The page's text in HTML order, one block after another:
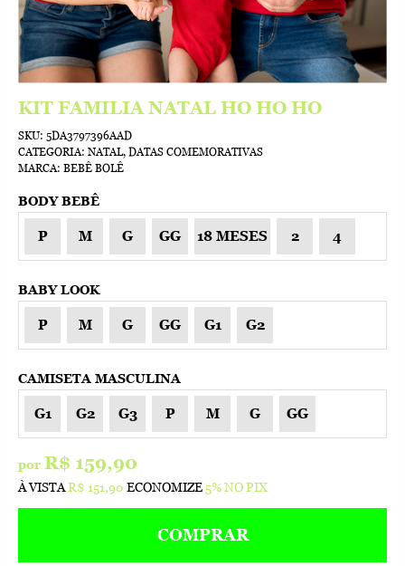
KIT FAMILIA NATAL HO HO HO
SKU: 5DA3797396AAD
CATEGORIA: NATAL, DATAS COMEMORATIVAS
MARCA: BEBÊ BOLÊ
BODY BEBÊ
P M G GG 18 MESES 2 4
BABY LOOK
P M G GG G1 G2
CAMISETA MASCULINA
G1 G2 G3 P M G GG
por R$ 159,90
À VISTAR$ 151,90 ECONOMIZE 5%NO PIX
COMPRAR